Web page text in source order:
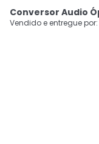
Cupons
Conversor Audio
Vendido e entregue por: